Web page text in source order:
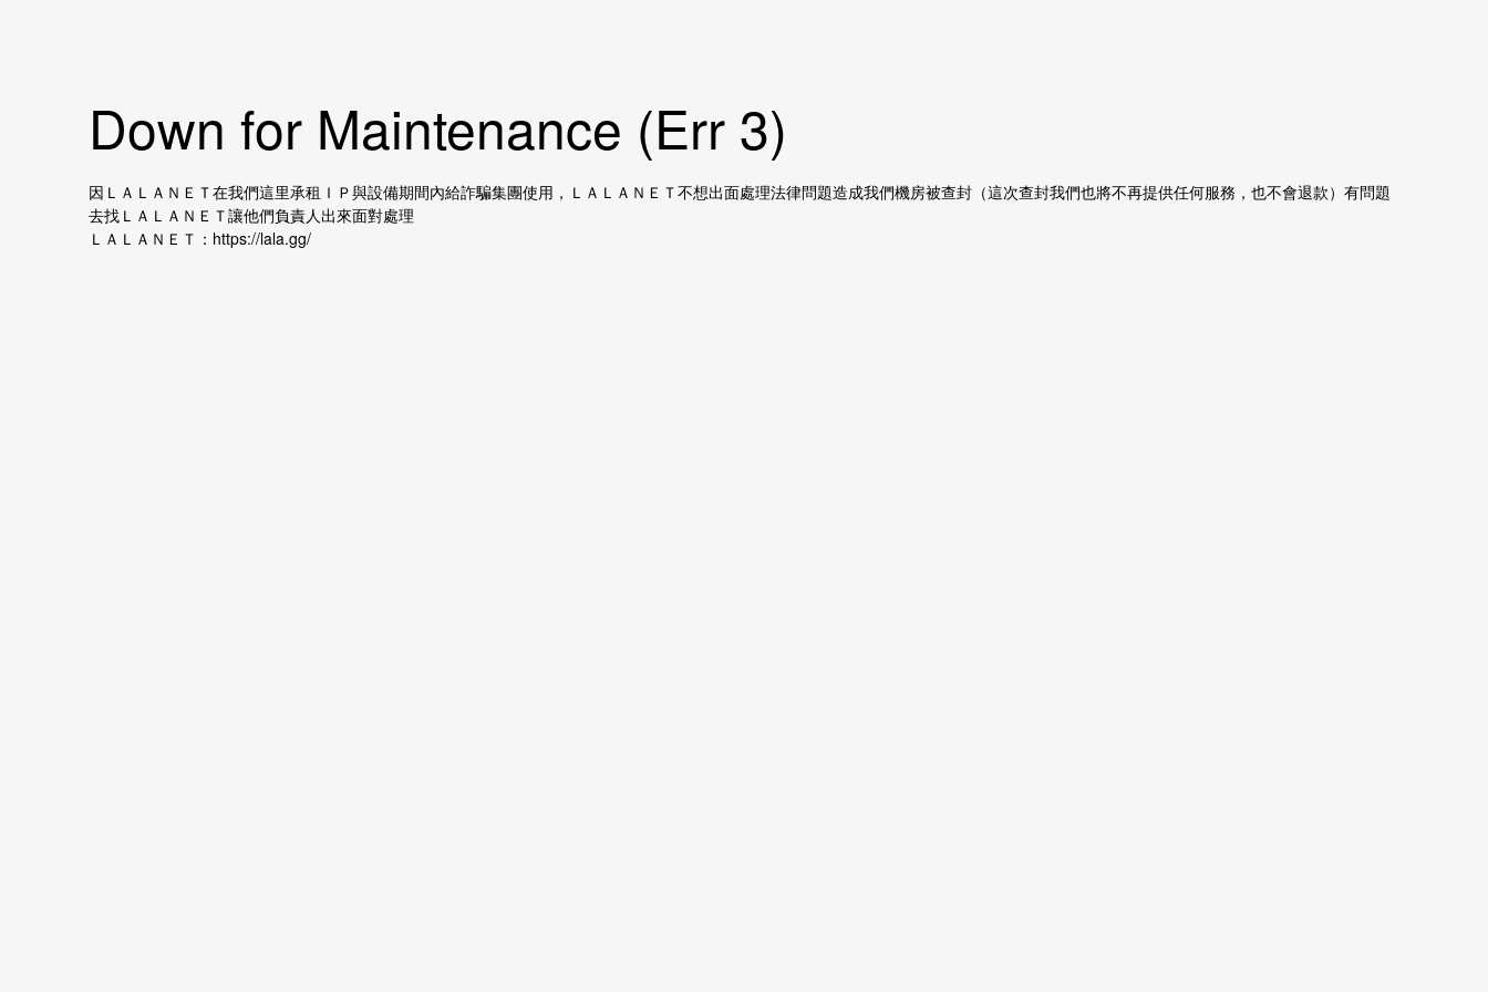
Down for Maintenance (Err 3)
因ＬＡＬＡＮＥＴ在我們這里承租ＩＰ與設備期間內給詐騙集團使用，ＬＡＬＡＮＥＴ不想出面處理法律問題造成我們機房被查封（這次查封我們也將不再提供任何服務，也不會退款）有問題
去找ＬＡＬＡＮＥＴ讓他們負責人出來面對處理
ＬＡＬＡＮＥＴ：https://lala.gg/